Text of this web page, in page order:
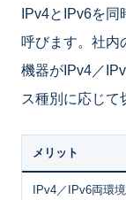
IPv4とIPv6を同
呼びます。社内
機器がIPv4／
ス種別に応じて
メリット
IPv4／IPv6両環